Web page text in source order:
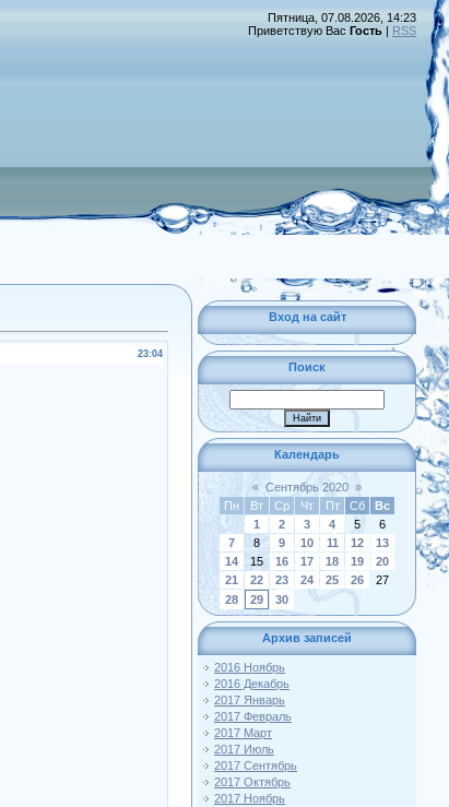
Пятница, 07.08.2026, 14:23
Приветствую Вас Гость | RSS
23:04
Вход на сайт
Поиск
Календарь
« Сентябрь 2020 »
Пн
Вт Ср Чт Пт Сб
Вс
1
2 3 4 5
6
7
8 9 10 11 12
13
14
15 16 17 18 19
20
21
22 23 24 25 26
27
28
29 30
Архив записей
2016 Ноябрь
2016 Декабрь
2017 Январь
2017 Февраль
2017 Март
2017 Июль
2017 Сентябрь
2017 Октябрь
2017 Ноябрь